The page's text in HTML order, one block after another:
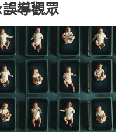
導觀眾